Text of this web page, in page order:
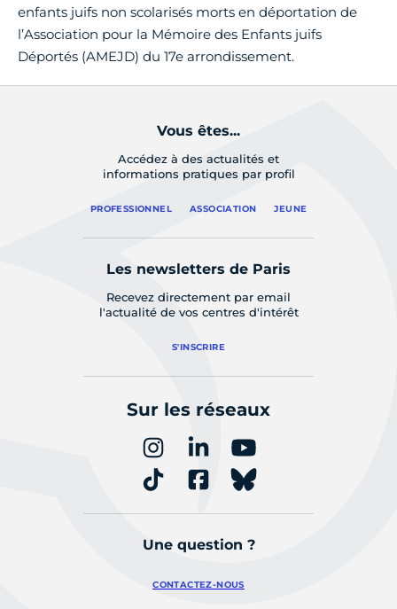
enfants juifs non scolarisés morts en déportation de
l’Association pour la Mémoire des Enfants juifs
Déportés (AMEJD) du 17e arrondissement.
Vous êtes...
Accédez à des actualités et
informations pratiques par profil
PROFESSIONNEL ASSOCIATION JEUNE
Les newsletters de Paris
Recevez directement par email
l'actualité de vos centres d'intérêt
S'INSCRIRE
Sur les réseaux
Une question ?
CONTACTEZ-NOUS